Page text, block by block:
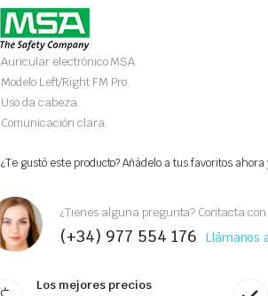
Auricular electrónico MSA.
Modelo Left/Right FM Pro.
Uso da cabeza.
Comunicación clara.
¿Te gustó este producto? Añádelo a tus favoritos
¿Tienes alguna pregunta? Contacta
(+34) 977 554 176 Llámanos
Los mejores precios